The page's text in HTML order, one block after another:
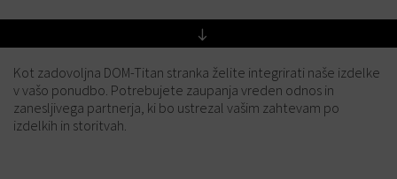
Kot zadovoljna DOM-Titan stranka želite integrirati naše izdelke
v vašo ponudbo. Potrebujete zaupanja vreden odnos in
zanesljivega partnerja, ki bo ustrezal vašim zahtevam po
izdelkih in storitvah.